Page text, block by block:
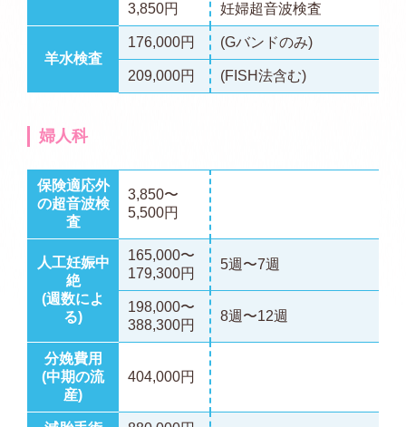
3,850円 妊婦超音波検査
羊水検査
176,000円 (Gバンドのみ)
209,000円 (FISH法含む)
婦人科
保険適応外
の超音波検
査
3,850〜
5,500円
人工妊娠中
絶
(週数によ
る)
165,000〜
179,300円
5週〜7週
198,000〜
388,300円
8週〜12週
分娩費用
(中期の流
産)
404,000円